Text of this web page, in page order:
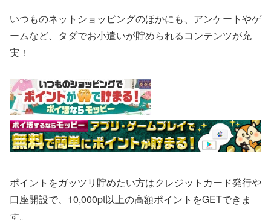
いつものネットショッピングのほかにも、アンケートやゲ
ームなど、タダでお小遣いが貯められるコンテンツが充
実！
ポイントをガッツリ貯めたい方はクレジットカード発行や
口座開設で、10,000pt以上の高額ポイントをGETできま
す。